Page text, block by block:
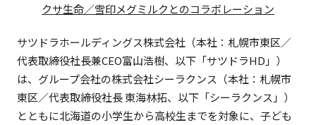
クサ生命／雪印メグミルクとのコラボレーション
サツドラホールディングス株式会社（本社：札幌市東区／
代表取締役社長兼CEO富山浩樹、以下「サツドラHD」）
は、グループ会社の株式会社シーラクンス（本社：札幌市
東区／代表取締役社長 東海林拓、以下「シーラクンス」）
とともに北海道の小学生から高校生までを対象に、子ども